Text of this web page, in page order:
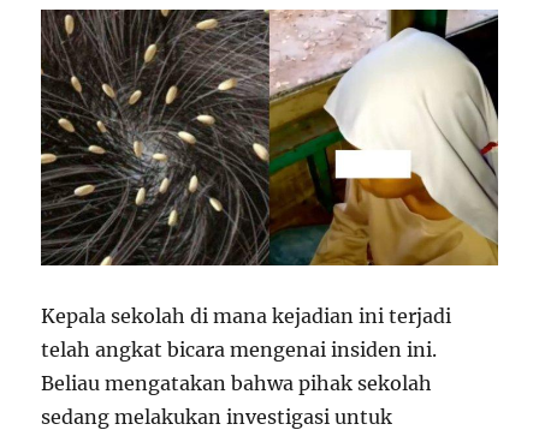
Kepala sekolah di mana kejadian ini terjadi
telah angkat bicara mengenai insiden ini.
Beliau mengatakan bahwa pihak sekolah
sedang melakukan investigasi untuk